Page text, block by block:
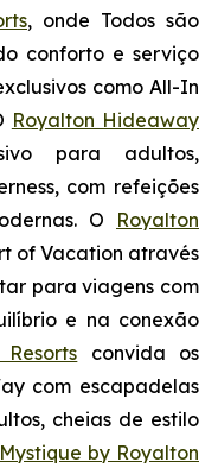
, onde Todos são
conforto e serviço
como All-In
Royalton Hideaway
para adultos,
, com refeições
O Royalton
of Vacation através
para viagens com
e na conexão
convida os
com escapadelas
cheias de estilo
Mystique by Royalton